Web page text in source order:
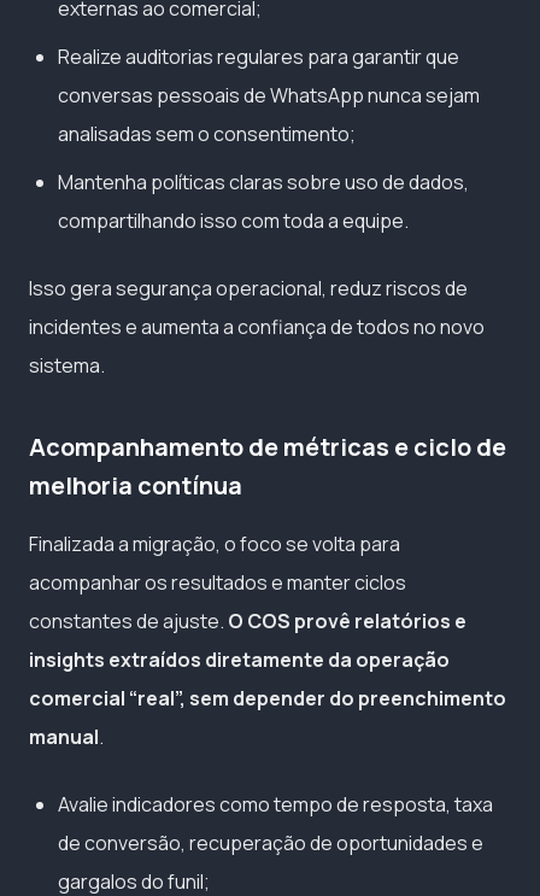
externas ao comercial;
Realize auditorias regulares para garantir que
conversas pessoais de WhatsApp nunca sejam
analisadas sem o consentimento;
Mantenha políticas claras sobre uso de dados,
compartilhando isso com toda a equipe.
Isso gera segurança operacional, reduz riscos de
incidentes e aumenta a confiança de todos no novo
sistema.
Acompanhamento de métricas e ciclo de
melhoria contínua
Finalizada a migração, o foco se volta para
acompanhar os resultados e manter ciclos
constantes de ajuste. O COS provê relatórios e
insights extraídos diretamente da operação
comercial “real”, sem depender do preenchimento
manual.
Avalie indicadores como tempo de resposta, taxa
de conversão, recuperação de oportunidades e
gargalos do funil;